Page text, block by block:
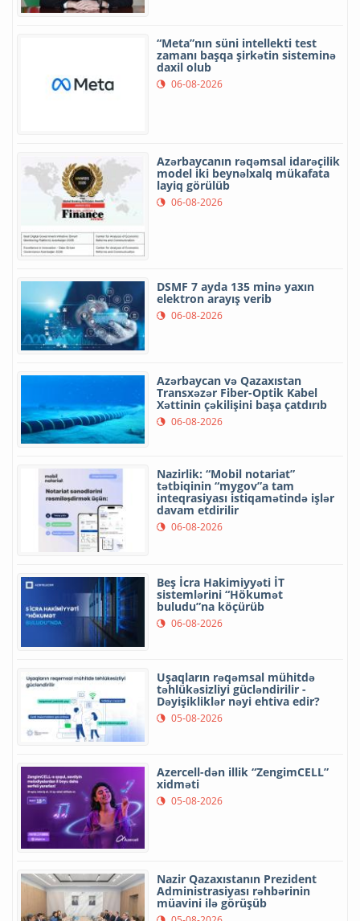
“Meta”nın süni intellekti test
zamanı başqa şirkətin sisteminə
daxil olub
06-08-2026
Azərbaycanın rəqəmsal idarəçilik
model iki beynəlxalq mükafata
layiq görülüb
06-08-2026
DSMF 7 ayda 135 minə yaxın
elektron arayış verib
06-08-2026
Azərbaycan və Qazaxıstan
Transxəzər Fiber-Optik Kabel
Xəttinin çəkilişini başa çatdırıb
06-08-2026
Nazirlik: “Mobil notariat”
tətbiqinin “mygov”a tam
inteqrasiyası istiqamətində işlər
davam etdirilir
06-08-2026
Beş İcra Hakimiyyəti İT
sistemlərini “Hökumət
buludu”na köçürüb
06-08-2026
Uşaqların rəqəmsal mühitdə
təhlükəsizliyi gücləndirilir -
Dəyişikliklər nəyi ehtiva edir?
05-08-2026
Azercell-dən illik “ZengimCELL”
xidməti
05-08-2026
Nazir Qazaxıstanın Prezident
Administrasiyası rəhbərinin
müavini ilə görüşüb